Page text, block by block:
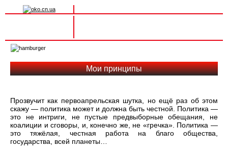
navigation
Мои принципы
Прозвучит как первоапрельская шутка, но ещё раз об этом
скажу — политика может и должна быть честной. Политика —
это не интриги, не пустые предвыборные обещания, не
коалиции и сговоры, и, конечно же, не «гречка». Политика —
это тяжёлая, честная работа на благо общества,
государства, всей планеты…